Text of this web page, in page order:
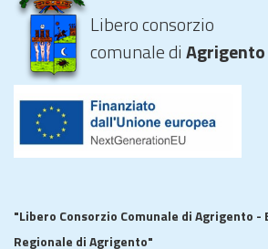
Libero consorzio
comunale diAgrigento
"Libero Consorzio Comunale di Agrigento -
Regionale di Agrigento"